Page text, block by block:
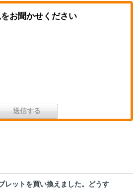
お聞かせください
レットを買い換えました。どうす